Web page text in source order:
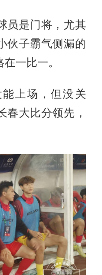
是门将，尤其
伙子霸气侧漏的
一比一。
上场，但没关
春大比分领先，